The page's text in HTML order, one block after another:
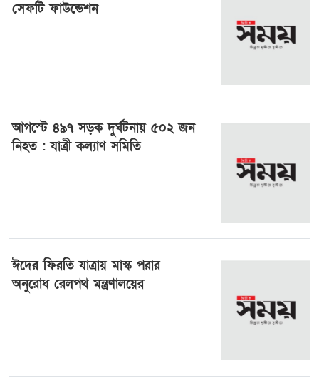
সেফটি ফাউন্ডেশন
আগস্টে ৪৯৭ সড়ক দুর্ঘটনায় ৫০২ জন
নিহত : যাত্রী কল্যাণ সমিতি
ঈদের ফিরতি যাত্রায় মাস্ক পরার
অনুরোধ রেলপথ মন্ত্রণালয়ের